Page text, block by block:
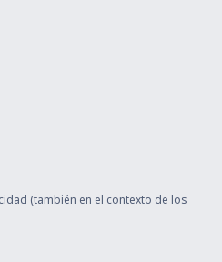
(también en el contexto de los